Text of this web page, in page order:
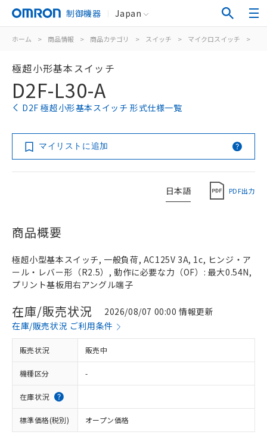
制御機器 Japan
ホーム > 商品情報 > 商品カテゴリ > スイッチ > マイクロスイッチ >
極超小形基本スイッチ
D2F-L30-A
D2F 極超小形基本スイッチ 形式仕様一覧
マイリストに追加
日本語 PDF出力
商品概要
極超小型基本スイッチ, 一般負荷, AC125V 3A, 1c, ヒンジ・ア
ール・レバー形（R2.5）, 動作に必要な力（OF）: 最大0.54N,
プリント基板用右アングル端子
在庫/販売状況
2026/08/07 00:00 情報更新
在庫/販売状況 ご利用条件
販売状況 販売中
機種区分 -
在庫状況
標準価格(税別) オープン価格